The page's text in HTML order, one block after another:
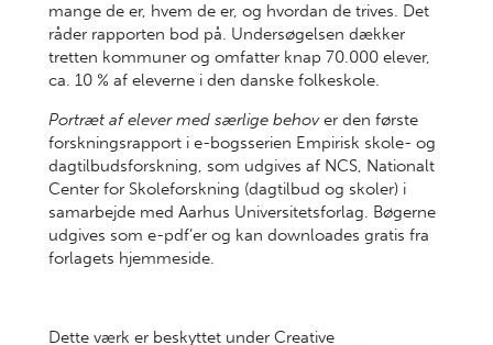
mange de er, hvem de er, og hvordan de trives. Det
råder rapporten bod på. Undersøgelsen dækker
tretten kommuner og omfatter knap 70.000 elever,
ca. 10 % af eleverne i den danske folkeskole.
Portræt af elever med særlige behover den første
forskningsrapport i e-bogsserien Empirisk skole- og
dagtilbudsforskning, som udgives af NCS, Nationalt
Center for Skoleforskning (dagtilbud og skoler) i
samarbejde med Aarhus Universitetsforlag. Bøgerne
udgives som e-pdf’er og kan downloades gratis fra
forlagets hjemmeside.
Dette værk er beskyttet under Creative